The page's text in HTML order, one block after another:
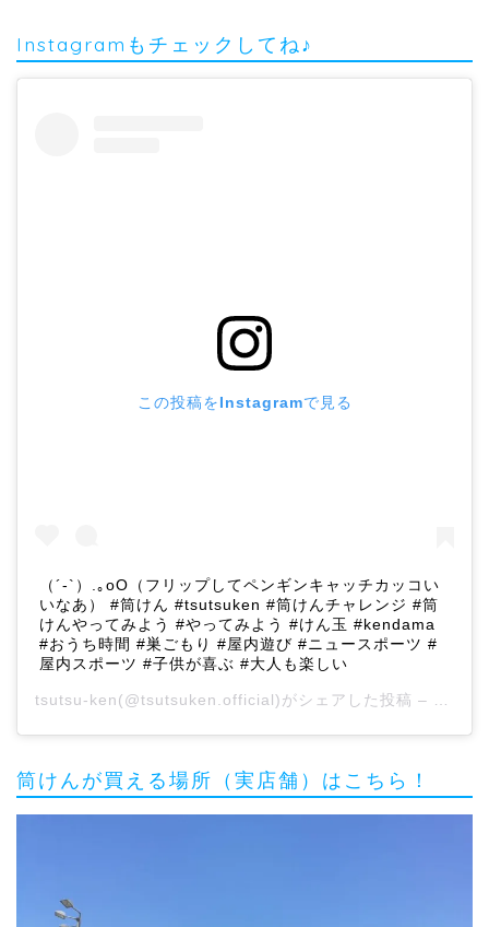
Instagramもチェックしてね♪
この投稿をInstagramで見る
（´-`）.｡oO（フリップしてペンギンキャッチカッコい
いなあ） #筒けん #tsutsuken #筒けんチャレンジ #筒
けんやってみよう #やってみよう #けん玉 #kendama
#おうち時間 #巣ごもり #屋内遊び #ニュースポーツ #
屋内スポーツ #子供が喜ぶ #大人も楽しい
tsutsu-ken(@tsutsuken.official)がシェアした投稿 –
筒けんが買える場所（実店舗）はこちら！